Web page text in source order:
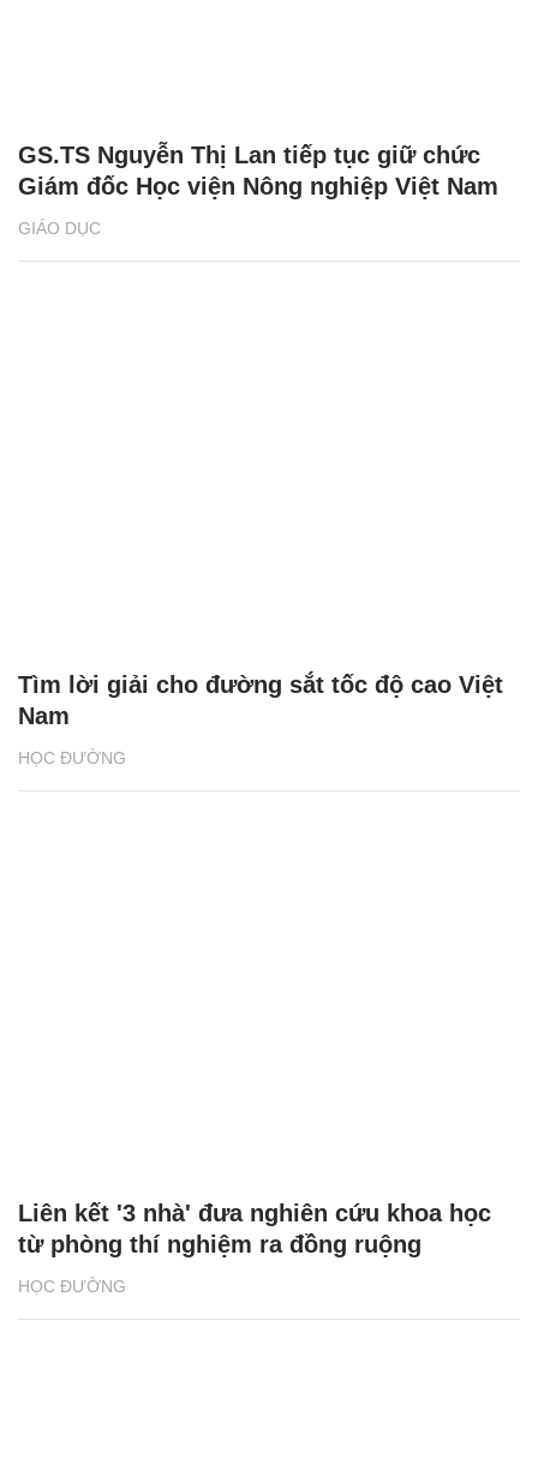
GIÁO DỤC
GS.TS Nguyễn Thị Lan tiếp tục giữ chức
Giám đốc Học viện Nông nghiệp Việt Nam
HỌC ĐƯỜNG
Tìm lời giải cho đường sắt tốc độ cao Việt
Nam
HỌC ĐƯỜNG
Liên kết '3 nhà' đưa nghiên cứu khoa học
từ phòng thí nghiệm ra đồng ruộng